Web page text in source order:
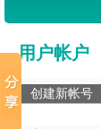
用户帐户
主标签
创建新帐号